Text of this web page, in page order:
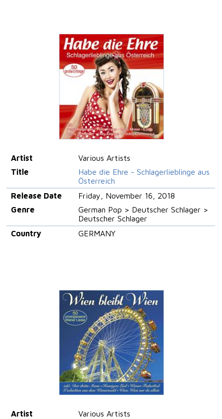
Artist
Various Artists
Title
Habe die Ehre - Schlagerlieblinge aus
Österreich
Release Date
Friday, November 16, 2018
Genre
German Pop > Deutscher Schlager >
Deutscher Schlager
Country
GERMANY
Artist
Various Artists